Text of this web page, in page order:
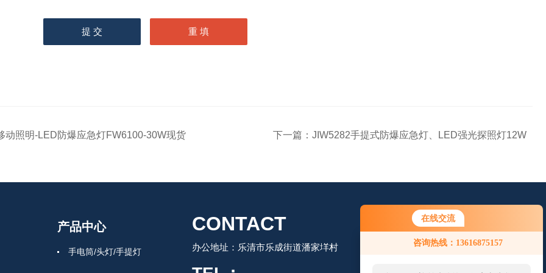
在线交流
咨询热线：13616875157
动照明-LED防爆应急灯FW6100-30W现货 下一篇： JIW5282手提式防爆应急灯、LED强光探照灯12W
产品中心
手电筒/头灯/手提灯
CONTACT
办公地址：乐清市乐成街道潘家垟村